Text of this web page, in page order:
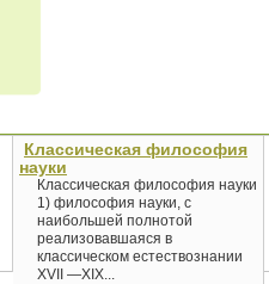
Классическая философия
науки
Классическая философия науки
1) философия науки, с
наибольшей полнотой
реализовавшаяся в
классическом естествознании
XVII —XIX...